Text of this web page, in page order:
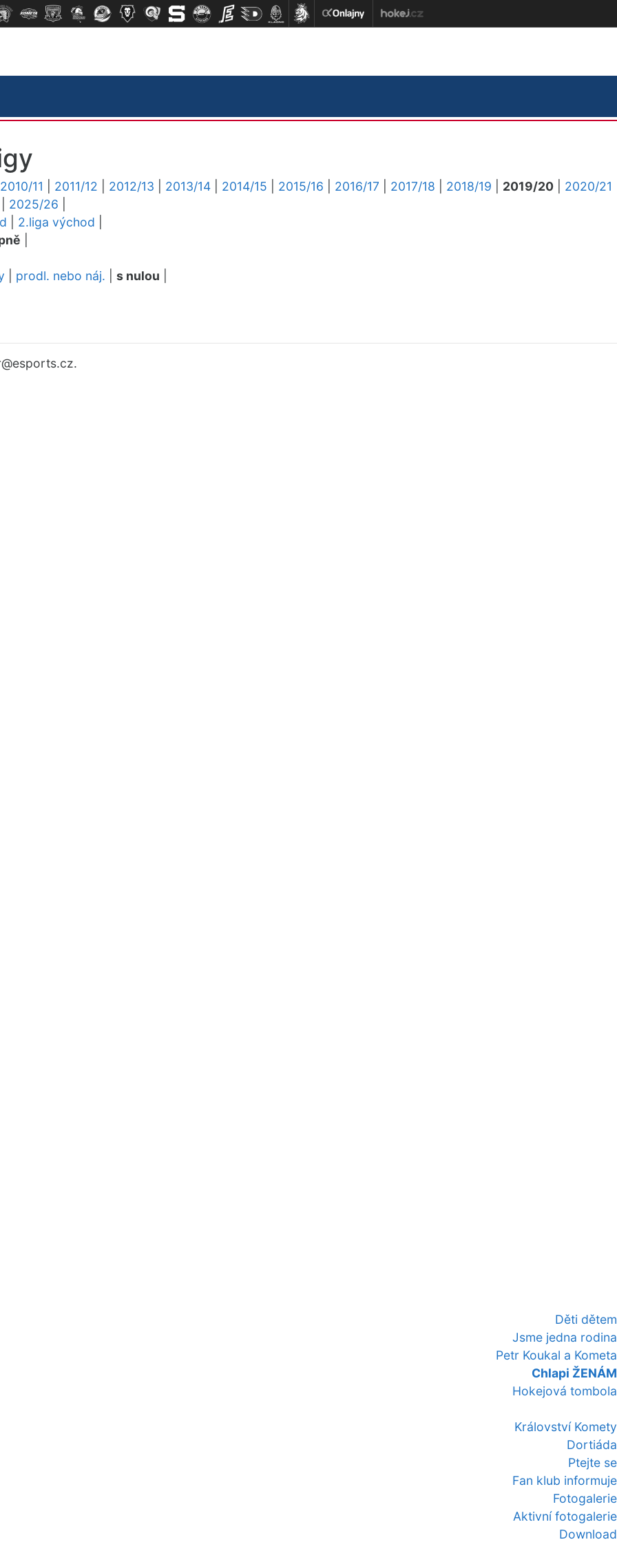
Děti dětem
Jsme jedna rodina
Petr Koukal a Kometa
Chlapi ŽENÁM
Hokejová tombola
Království Komety
Dortiáda
Ptejte se
Fan klub informuje
Fotogalerie
Aktivní fotogalerie
Download
2010/11 2011/12 2012/13 2013/14 2014/15 2015/16 2016/17 2017/18 2018/19 2019/20
2020/21
2025/26
2.liga východ
prodl. nebo náj. s nulou
@esports.cz.